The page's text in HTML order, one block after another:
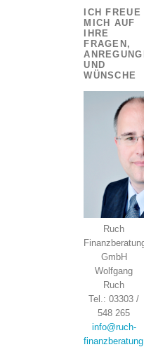
ICH FREUE
MICH AUF
IHRE
FRAGEN,
ANREGUNGEN
UND
WÜNSCHE
Ruch
Finanzberatung
GmbH
Wolfgang
Ruch
Tel.: 03303 /
548 265
info@ruch-
finanzberatung.de